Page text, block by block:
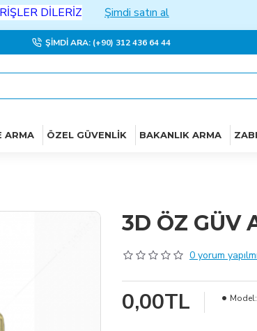
DİLERİZ Şimdi satın al
ŞIMDI ARA: (+90) 312 436 64 44
ARMA ÖZEL GÜVENLIK BAKANLIK ARMA
3D ÖZ GÜV
0 yorum
0,00TL Model: